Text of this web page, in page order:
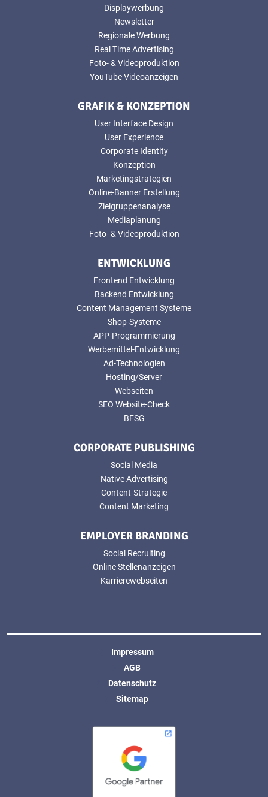
Displaywerbung
Newsletter
Regionale Werbung
Real Time Advertising
Foto- & Videoproduktion
YouTube Videoanzeigen
GRAFIK & KONZEPTION
User Interface Design
User Experience
Corporate Identity
Konzeption
Marketingstrategien
Online-Banner Erstellung
Zielgruppenanalyse
Mediaplanung
Foto- & Videoproduktion
ENTWICKLUNG
Frontend Entwicklung
Backend Entwicklung
Content Management Systeme
Shop-Systeme
APP-Programmierung
Werbemittel-Entwicklung
Ad-Technologien
Hosting/Server
Webseiten
SEO Website-Check
BFSG
CORPORATE PUBLISHING
Social Media
Native Advertising
Content-Strategie
Content Marketing
EMPLOYER BRANDING
Social Recruiting
Online Stellenanzeigen
Karrierewebseiten
Impressum
AGB
Datenschutz
Sitemap